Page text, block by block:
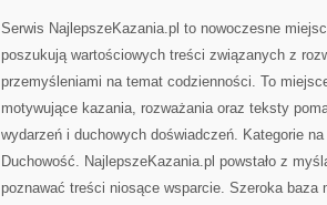
Serwis NajlepszeKazania.pl to nowoczesne
poszukują wartościowych treści związanych z
przemyśleniami na temat codzienności. To
motywujące kazania, rozważania oraz teksty
wydarzeń i duchowych doświadczeń. Kategorie
Duchowość. NajlepszeKazania.pl powstało z
poznawać treści niosące wsparcie. Szeroka baza